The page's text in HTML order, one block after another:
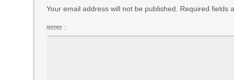
Your email address will not be published. Required fields
মতামত :